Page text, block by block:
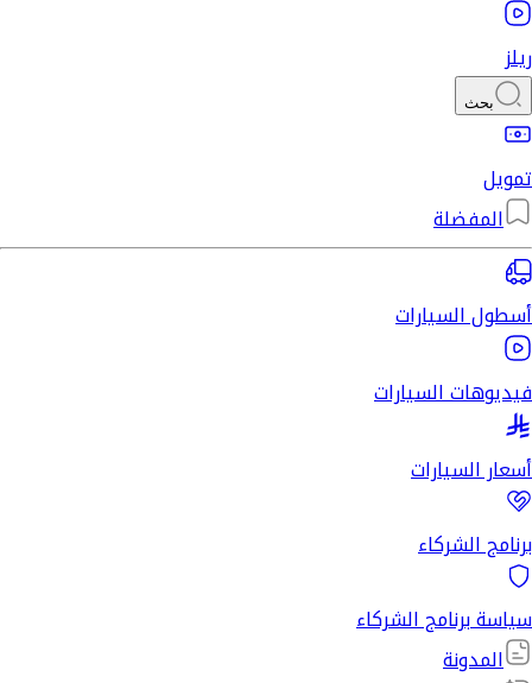
ريلز
بحث
تمويل
المفضلة
أسطول السيارات
فيديوهات السيارات
أسعار السيارات
برنامج الشركاء
سياسة برنامج الشركاء
المدونة